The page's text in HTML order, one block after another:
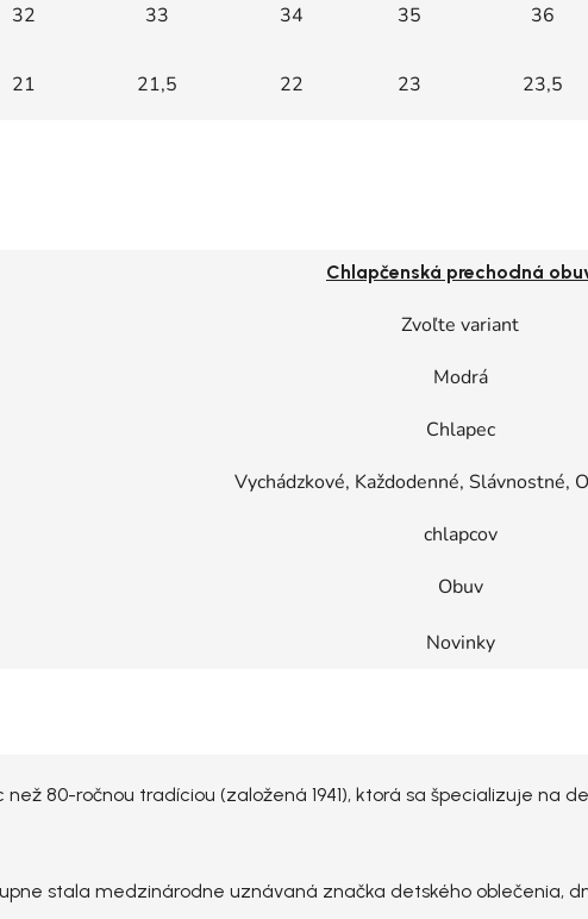
32 33 34 35 36
21 21,5 22 23 23,5
Chlapčenská prechodná
Zvoľte variant
Modrá
Chlapec
Vychádzkové, Každodenné, Slávnostné,
chlapcov
Obuv
Novinky
než 80-ročnou tradíciou (založená 1941), ktorá sa špecializuje na
stala medzinárodne uznávaná značka detského oblečenia,